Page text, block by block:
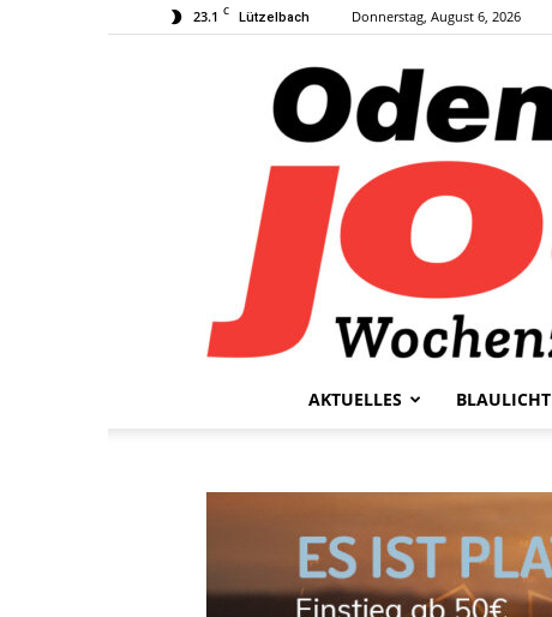
23.1 C Lützelbach Donnerstag, August 6, 2026
AKTUELLES BLAULICHT